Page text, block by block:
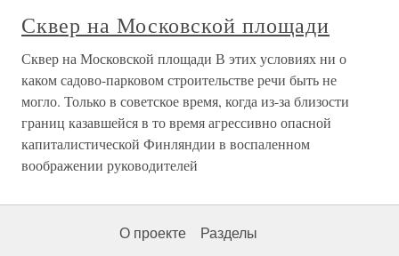
Сквер на Московской площади
Сквер на Московской площади В этих условиях ни о
каком садово-парковом строительстве речи быть не
могло. Только в советское время, когда из-за близости
границ казавшейся в то время агрессивно опасной
капиталистической Финляндии в воспаленном
воображении руководителей
О проекте Разделы